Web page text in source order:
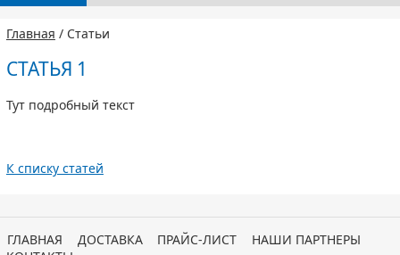
Главная / Статьи
СТАТЬЯ 1
Тут подробный текст
К списку статей
ГЛАВНАЯ ДОСТАВКА ПРАЙС-ЛИСТ
НАШИ ПАРТНЕРЫ